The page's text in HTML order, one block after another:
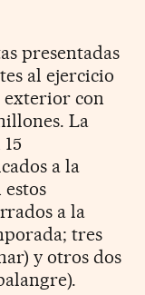
presentadas
al ejercicio
exterior con
La
a la
a la
tres
y otros dos